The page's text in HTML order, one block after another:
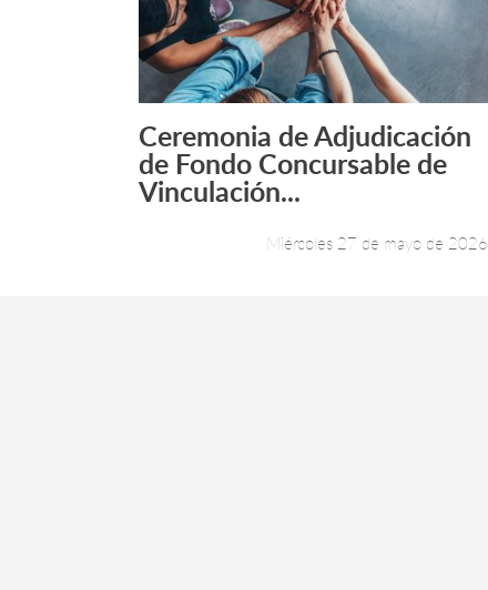
Leer más +
Ceremonia de Adjudicación
de Fondo Concursable de
Vinculación...
Miércoles 27 de mayo de 2026